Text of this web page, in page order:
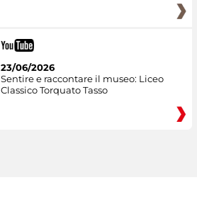
23/06/2026
Sentire e raccontare il museo: Liceo
Classico Torquato Tasso